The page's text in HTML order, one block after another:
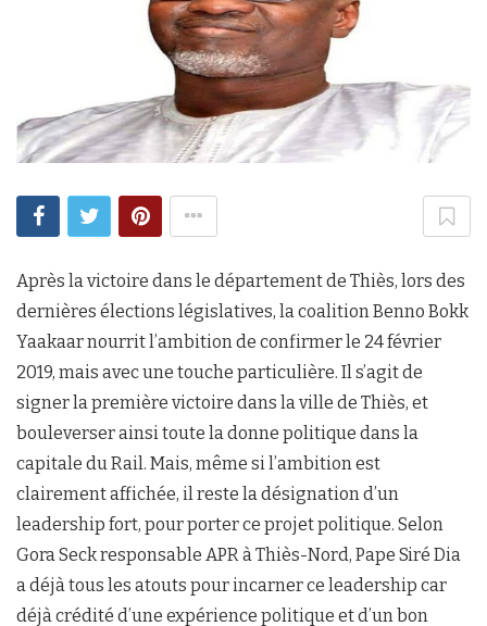
Après la victoire dans le département de Thiès, lors des
dernières élections législatives, la coalition Benno Bokk
Yaakaar nourrit l’ambition de confirmer le 24 février
2019, mais avec une touche particulière. Il s’agit de
signer la première victoire dans la ville de Thiès, et
bouleverser ainsi toute la donne politique dans la
capitale du Rail. Mais, même si l’ambition est
clairement affichée, il reste la désignation d’un
leadership fort, pour porter ce projet politique. Selon
Gora Seck responsable APR à Thiès-Nord, Pape Siré Dia
a déjà tous les atouts pour incarner ce leadership car
déjà crédité d’une expérience politique et d’un bon